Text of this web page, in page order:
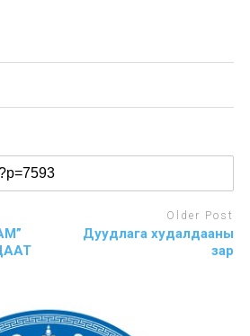
Older Post
Дуудлага худалдааны
зар